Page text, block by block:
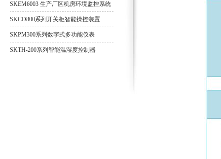
SKEM6003 生产厂区机房环境监控系统
SKCD800系列开关柜智能操控装置
SKPM300系列数字式多功能仪表
SKTH-200系列智能温湿度控制器